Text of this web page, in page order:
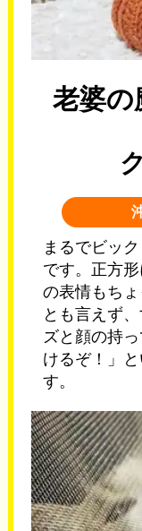
老婆の
まるでビッ
です。正方
の表情もち
とも言えず
ズと顔の持
けるぞ！」
す。